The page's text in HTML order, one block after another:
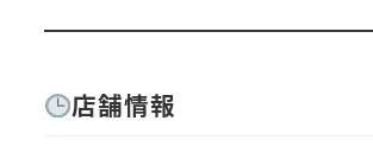
店舗情報